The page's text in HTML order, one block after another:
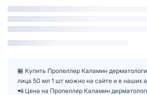
🏪 Купить Пропеллер Каламин
лица 50 мл 1 шт можно на сайте и в наших
📲 Цена на Пропеллер Каламин